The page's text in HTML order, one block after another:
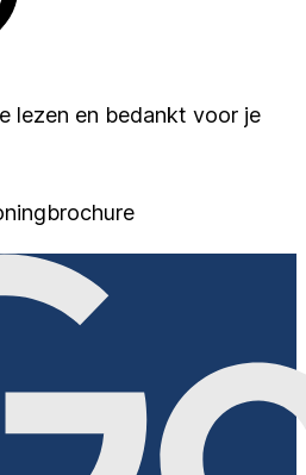
lezen en bedankt voor je